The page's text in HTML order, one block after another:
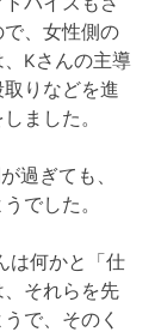
、女性側の
Kさんの主導
りなどを進
ました。
過ぎても、
でした。
は何かと「仕
それらを先
で、そのく